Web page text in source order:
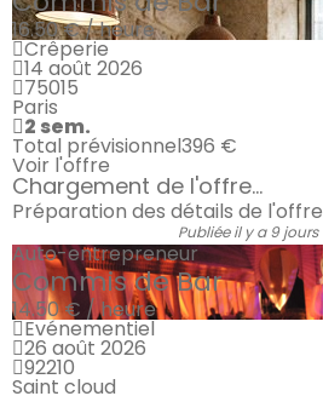
16.50 € / heure
Crêperie
14 août 2026
75015
Paris
2 sem.
Total prévisionnel396 €
Voir l'offre
Chargement de l'offre...
Préparation des détails de l'offre
Publiée il y a 9 jours
Auto-entrepreneur
Commis de Bar
14.50 € / heure
Evénementiel
26 août 2026
92210
Saint cloud